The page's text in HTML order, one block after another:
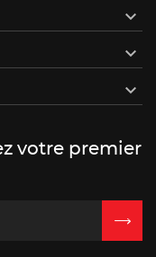



votre premier